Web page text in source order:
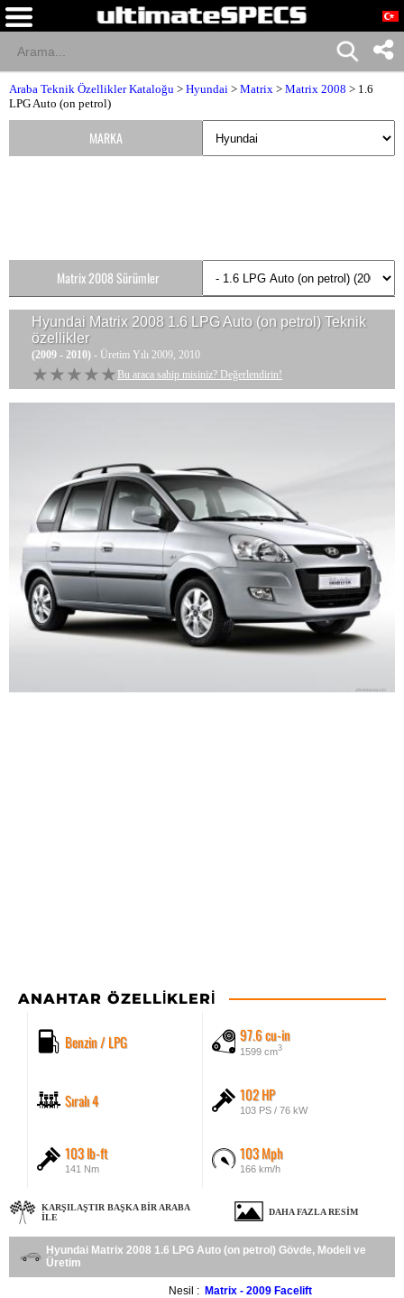
Araba Teknik Özellikler Kataloğu > Hyundai > Matrix > Matrix 2008 > 1.6
LPG Auto (on petrol)
Hyundai Matrix 2008 1.6 LPG Auto (on petrol)Teknik
özellikler
(2009 - 2010) - Üretim Yılı 2009, 2010
★★★★★
★★★★★ Bu araca sahip misiniz? Değerlendirin!
ANAHTAR ÖZELLIKLERI
Benzin / LPG 97.6 cu-in
1599 cm3
Sıralı 4 102 HP
103 PS / 76 kW
103 lb-ft
141 Nm
103 Mph
166 km/h
KARŞILAŞTIR BAŞKA BIR ARABA
ILE
DAHA FAZLA RESIM
Hyundai Matrix 2008 1.6 LPG Auto (on petrol) Gövde, Modeli ve
Üretim
Nesil : Matrix - 2009 Facelift
MARKA
Matrix 2008 Sürümler